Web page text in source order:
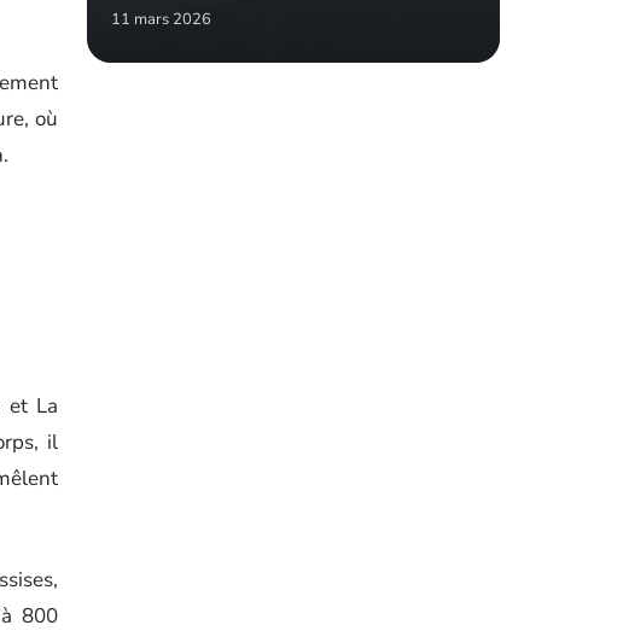
où
et La
il
800
11 mars 2026